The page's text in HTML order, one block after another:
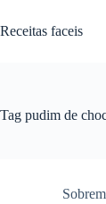
para
o
Receitas faceis
Tag pudim de